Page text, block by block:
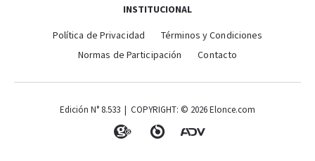
INSTITUCIONAL
Política de Privacidad
Términos y Condiciones
Normas de Participación
Contacto
Edición N° 8.533 | COPYRIGHT: © 2026 Elonce.com